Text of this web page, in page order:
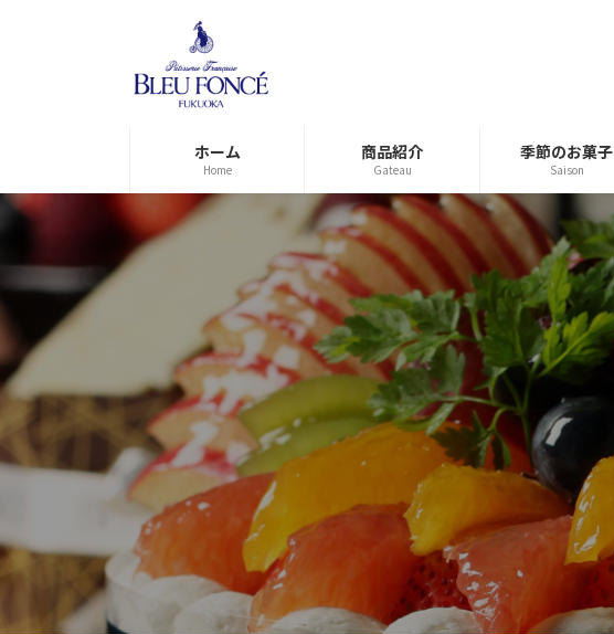
キ
ッ
に
移
ホーム
Home
商品紹介
Gateau
季節のお菓子
Saison